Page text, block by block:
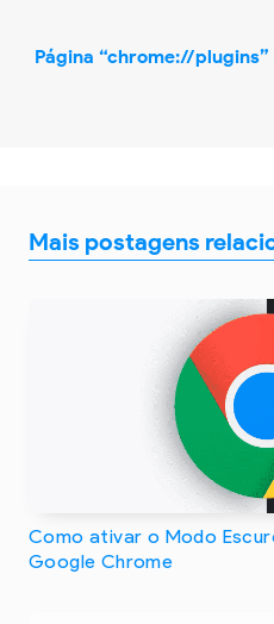
Página “chrome://
Mais postagens
Como ativar o Modo
Google Chrome